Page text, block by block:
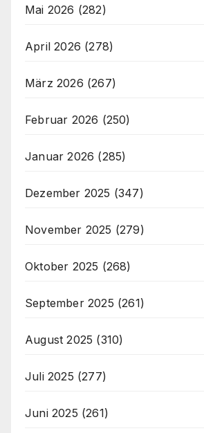
Mai 2026 (282)
April 2026 (278)
März 2026 (267)
Februar 2026 (250)
Januar 2026 (285)
Dezember 2025 (347)
November 2025 (279)
Oktober 2025 (268)
September 2025 (261)
August 2025 (310)
Juli 2025 (277)
Juni 2025 (261)